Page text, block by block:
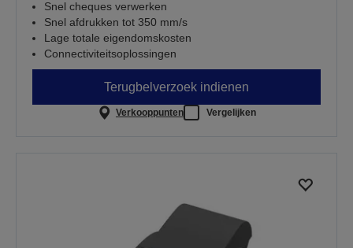
Snel cheques verwerken
Snel afdrukken tot 350 mm/s
Lage totale eigendomskosten
Connectiviteitsoplossingen
Terugbelverzoek indienen
Verkooppunten Vergelijken